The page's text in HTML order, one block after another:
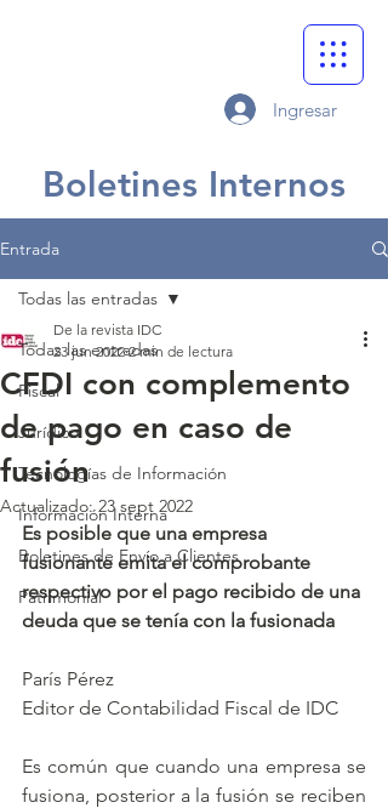
Ingresar
Boletines Internos
Entrada
Todas las entradas
Fiscal
Jurídico
Tecnologías de Información
Información Interna
Boletines de Envío a Clientes
Patrimonial
Todas las entradas
CFDI con complemento
de pago en caso de
fusión
De la revista IDC
23 jun 2022 2 min de lectura
Actualizado:23 sept 2022
Es posible que una empresa
fusionante emita el comprobante
respectivo por el pago recibido de una
deuda que se tenía con la fusionada
París Pérez
Editor de Contabilidad Fiscal de IDC
Es común que cuando una empresa se
fusiona, posterior a la fusión se reciben